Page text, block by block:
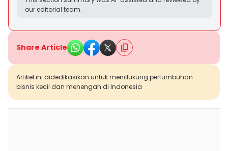
our editorial team.
Share Article
Artikel ini didedikasikan untuk mendukung pertumbuhan
bisnis kecil dan menengah di Indonesia